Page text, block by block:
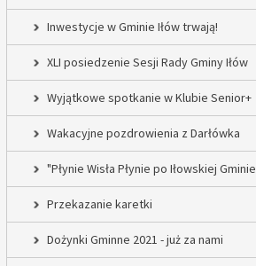
Inwestycje w Gminie Iłów trwają!
XLI posiedzenie Sesji Rady Gminy Iłów
Wyjątkowe spotkanie w Klubie Senior+
Wakacyjne pozdrowienia z Darłówka
"Płynie Wisła Płynie po Iłowskiej
Przekazanie karetki
Dożynki Gminne 2021 - już za nami